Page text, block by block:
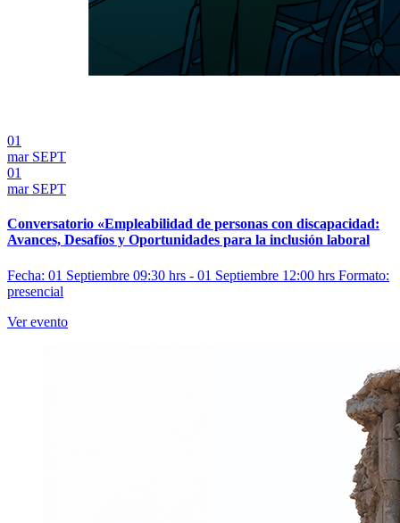
01
mar SEPT
01
mar SEPT
Conversatorio «Empleabilidad de personas con discapacidad:
Avances, Desafíos y Oportunidades para la inclusión laboral
Fecha: 01 Septiembre 09:30 hrs - 01 Septiembre 12:00 hrs Formato:
presencial
Ver evento